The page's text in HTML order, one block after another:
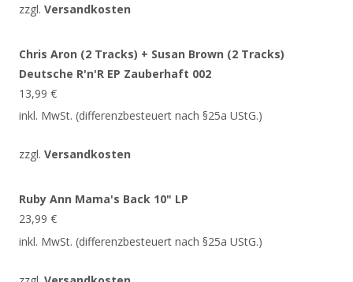
zzgl. Versandkosten
Chris Aron (2 Tracks) + Susan Brown (2 Tracks)
Deutsche R'n'R EP Zauberhaft 002
13,99 €
inkl. MwSt. (differenzbesteuert nach §25a UStG.)
zzgl. Versandkosten
Ruby Ann Mama's Back 10" LP
23,99 €
inkl. MwSt. (differenzbesteuert nach §25a UStG.)